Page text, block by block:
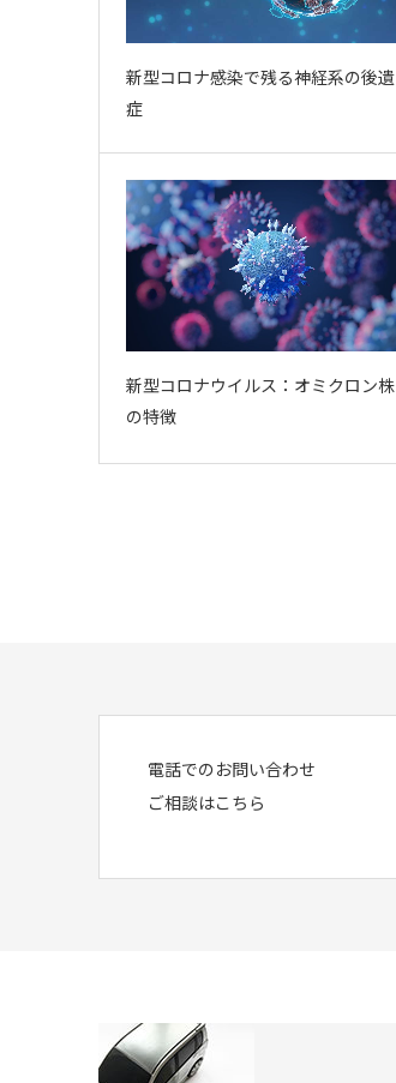
新型コロナ感染で残る神経系の後遺
症
新型コロナウイルス：オミクロン株
の特徴
電話でのお問い合わせ
ご相談はこちら